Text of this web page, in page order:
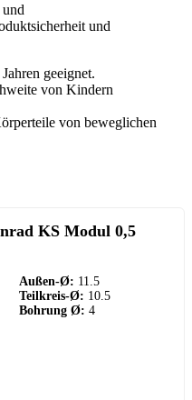
und
geeignet.
von Kindern
von beweglichen
KS Modul 0,5
Außen-Ø: 11.5
Teilkreis-Ø: 10.5
Bohrung Ø: 4